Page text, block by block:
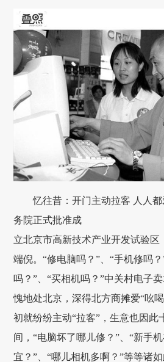
忆往昔：开门主动拉客 人人都
务院正式批准成
立北京市高新技术产业开发试验区
端倪。“修电脑吗？”、“手机修吗
吗？”、“买相机吗？”中关村电子
愧地处北京，深得北方商摊爱“吆
初就纷纷主动“拉客”，生意也因此
间，“电脑坏了哪儿修？”、“新手
宜？”、“哪儿相机多啊？”等等诸